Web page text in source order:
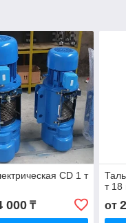
CD 1 т
000₸
т 18
от